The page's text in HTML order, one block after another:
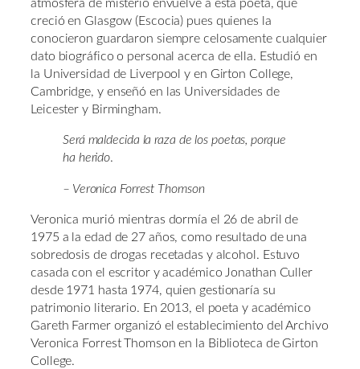
atmósfera de misterio envuelve a esta poeta, que
creció en Glasgow (Escocia) pues quienes la
conocieron guardaron siempre celosamente cualquier
dato biográfico o personal acerca de ella. Estudió en
la Universidad de Liverpool y en Girton College,
Cambridge, y enseñó en las Universidades de
Leicester y Birmingham.
Será maldecida la raza de los poetas, porque
ha herido.
– Veronica Forrest Thomson
Veronica murió mientras dormía el 26 de abril de
1975 a la edad de 27 años, como resultado de una
sobredosis de drogas recetadas y alcohol. Estuvo
casada con el escritor y académico Jonathan Culler
desde 1971 hasta 1974, quien gestionaría su
patrimonio literario. En 2013, el poeta y académico
Gareth Farmer organizó el establecimiento del Archivo
Veronica Forrest Thomson en la Biblioteca de Girton
College.